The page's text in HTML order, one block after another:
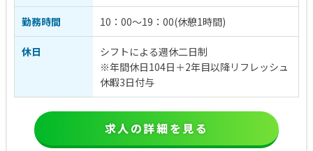
勤務時間 10：00～19：00(休憩1時間)
休日
シフトによる週休二日制
※年間休日104日＋2年目以降リフレッシュ
休暇3日付与
求人の詳細を見る